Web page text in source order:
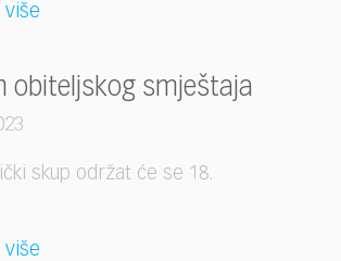
više
obiteljskog smještaja
skup održat će se 18.
više